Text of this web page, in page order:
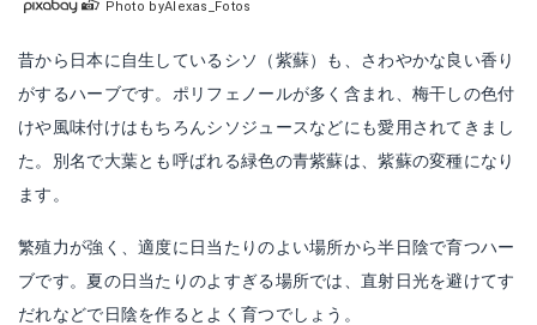
Photo byAlexas_Fotos
昔から日本に自生しているシソ（紫蘇）も、さわやかな良い香り
がするハーブです。ポリフェノールが多く含まれ、梅干しの色付
けや風味付けはもちろんシソジュースなどにも愛用されてきまし
た。別名で大葉とも呼ばれる緑色の青紫蘇は、紫蘇の変種になり
ます。
繁殖力が強く、適度に日当たりのよい場所から半日陰で育つハー
ブです。夏の日当たりのよすぎる場所では、直射日光を避けてす
だれなどで日陰を作るとよく育つでしょう。